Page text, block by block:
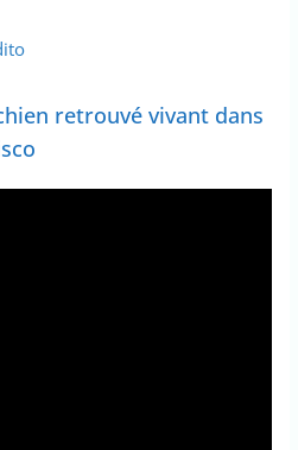
retrouvé vivant dans